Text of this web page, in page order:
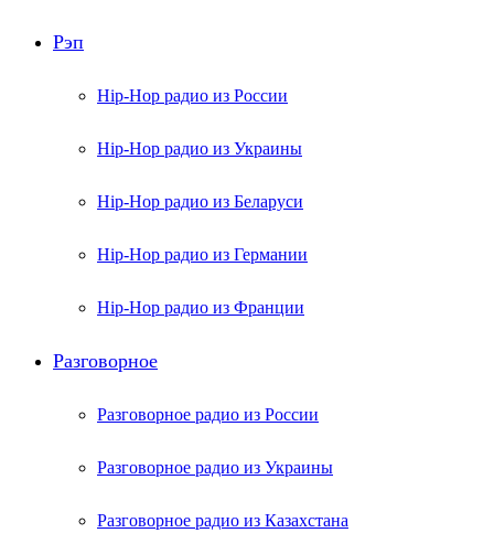
Рэп
Hip-Hop радио из России
Hip-Hop радио из Украины
Hip-Hop радио из Беларуси
Hip-Hop радио из Германии
Hip-Hop радио из Франции
Разговорное
Разговорное радио из России
Разговорное радио из Украины
Разговорное радио из Казахстана